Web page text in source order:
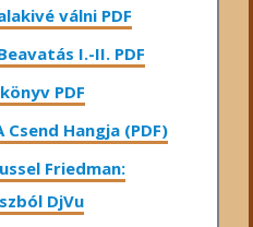
válni PDF
I.-II. PDF
PDF
Csend Hangja (PDF)
Friedman:
DjVu